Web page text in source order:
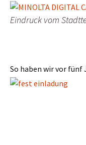
Eindruck vom
So haben wir vor fünf